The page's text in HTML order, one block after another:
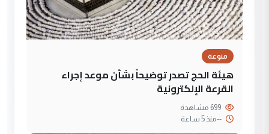
منوعة
هيئة الحج تصدر توضيحاً بشأن موعد إجراء
القرعة الإلكترونية
--منذ 5 ساعة